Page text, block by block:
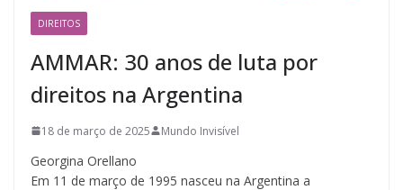
DIREITOS
AMMAR: 30 anos de luta por
direitos na Argentina
18 de março de 2025 Mundo Invisível
Georgina Orellano
Em 11 de março de 1995 nasceu na Argentina a